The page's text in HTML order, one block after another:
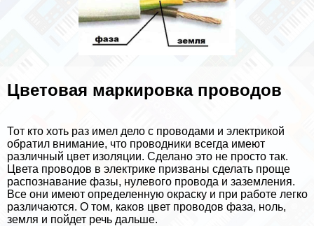
Цветовая маркировка проводов
Тот кто хоть раз имел дело с проводами и электрикой
обратил внимание, что проводники всегда имеют
различный цвет изоляции. Сделано это не просто так.
Цвета проводов в электрике призваны сделать проще
распознавание фазы, нулевого провода и заземления.
Все они имеют определенную окраску и при работе легко
различаются. О том, каков цвет проводов фаза, ноль,
земля и пойдет речь дальше.